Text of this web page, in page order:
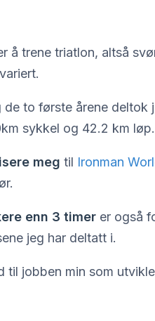
å trene triatlon, altså
to første årene
sykkel og 42.2 km
meg til Ironman
enn 3 timer er også
jeg har deltatt i.
til jobben min som